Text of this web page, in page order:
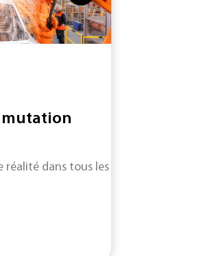
mutation
réalité dans tous les secteurs d'activité.